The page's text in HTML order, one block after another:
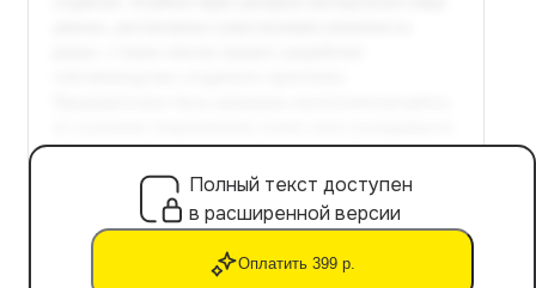
Полный текст доступен
в расширенной версии
Оплатить 399 р.